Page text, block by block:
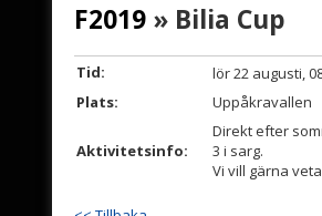
F2019 » Bilia Cup
Tid:
lör 22 augusti,
Plats:
Uppåkravallen
Aktivitetsinfo:
Direkt efter
3 i sarg.
Vi vill gärna